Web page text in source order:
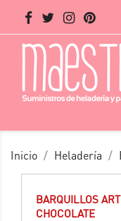
Inicio Heladería
BARQUILLOS
CHOCOLATE